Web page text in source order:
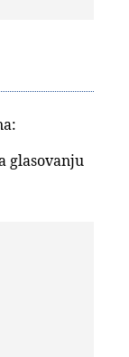
glasovanju